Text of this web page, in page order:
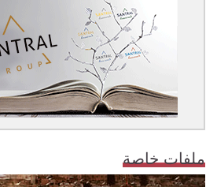
ملفات خاصة